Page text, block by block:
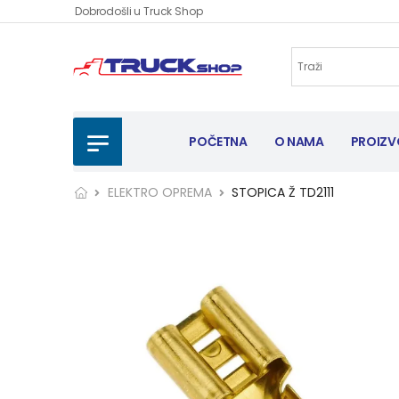
Dobrodošli u Truck Shop
POČETNA O NAMA
ELEKTRO OPREMA STOPICA Ž TD2111